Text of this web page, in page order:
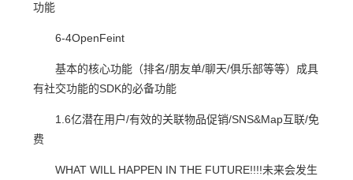
功能
6-4OpenFeint
基本的核心功能（排名/朋友单/聊天/俱乐部等等）成具
有社交功能的SDK的必备功能
1.6亿潜在用户/有效的关联物品促销/SNS&Map互联/免
费
WHAT WILL HAPPEN IN THE FUTURE!!!!未来会发生